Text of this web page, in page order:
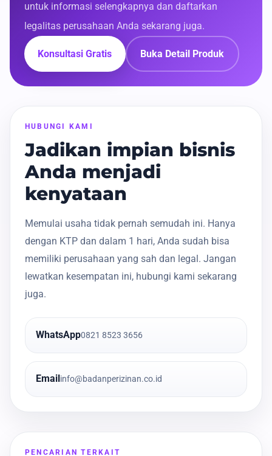
untuk informasi selengkapnya dan daftarkan
legalitas perusahaan Anda sekarang juga.
Konsultasi Gratis Buka Detail Produk
HUBUNGI KAMI
Jadikan impian bisnis
Anda menjadi
kenyataan
Memulai usaha tidak pernah semudah ini. Hanya
dengan KTP dan dalam 1 hari, Anda sudah bisa
memiliki perusahaan yang sah dan legal. Jangan
lewatkan kesempatan ini, hubungi kami sekarang
juga.
WhatsApp0821 8523 3656
Email info@badanperizinan.co.id
PENCARIAN TERKAIT